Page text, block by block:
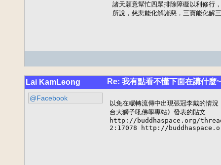
諸天願意幫忙四眾排除障礙以利修行
所說，慈悲能化解諸惡，三寶能化解
Lai KamLeong Re: 我有點看不懂下面在講什麼~
@Facebook
以免在輾轉流傳中出現張冠李戴的情
台大獅子吼佛學專站》發表的貼文
http://buddhaspace.org/
2:17078 http://